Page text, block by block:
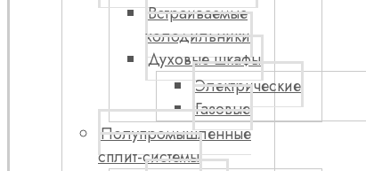
Встраиваемые
холодильники
Духовые шкафы
Электрические
Газовые
Полупромышленные
сплит-системы